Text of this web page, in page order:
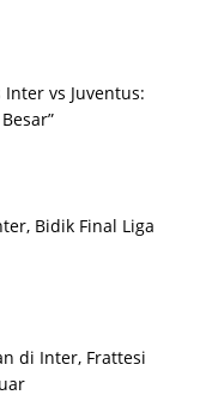
vs Juventus:
Bidik Final Liga
di Inter, Frattesi